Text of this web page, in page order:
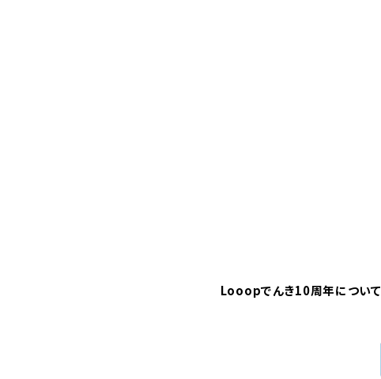
Looopでんき10周年について